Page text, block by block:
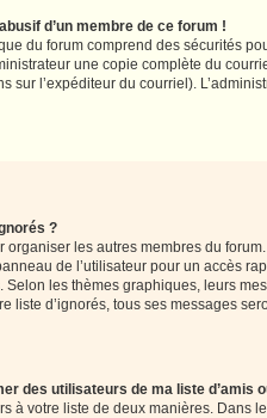
d’un membre de ce forum !
du forum comprend des sécurités
une copie complète du
sur l’expéditeur du courriel).
?
organiser les autres membres du
de l’utilisateur pour un accès
Selon les thèmes graphiques, leurs
liste d’ignorés, tous ses messages
des utilisateurs de ma liste d’amis
à votre liste de deux manières. Dans